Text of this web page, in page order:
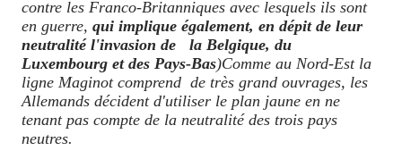
contre les Franco-Britanniques avec lesquels ils sont
en guerre, qui implique également, en dépit de leur
neutralité l'invasion de la Belgique, du
Luxembourg et des Pays-Bas)Comme au Nord-Est la
ligne Maginot comprend de très grand ouvrages, les
Allemands décident d'utiliser le plan jaune en ne
tenant pas compte de la neutralité des trois pays
neutres.